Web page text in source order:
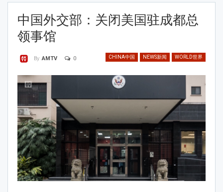
中国外交部：关闭美国驻成都总
领事馆
CHINA中国 NEWS新闻 WORLD世界
By AMTV 0